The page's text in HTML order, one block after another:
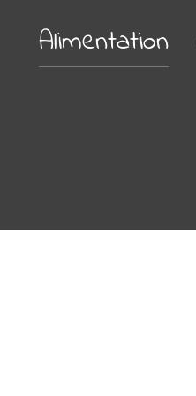
Alimentation